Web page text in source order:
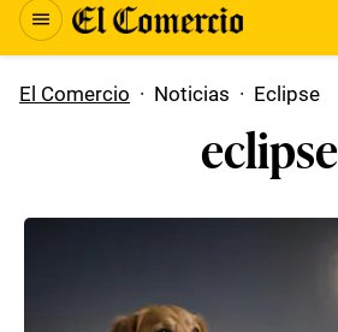
El Comercio · Noticias · Eclipse
eclipse